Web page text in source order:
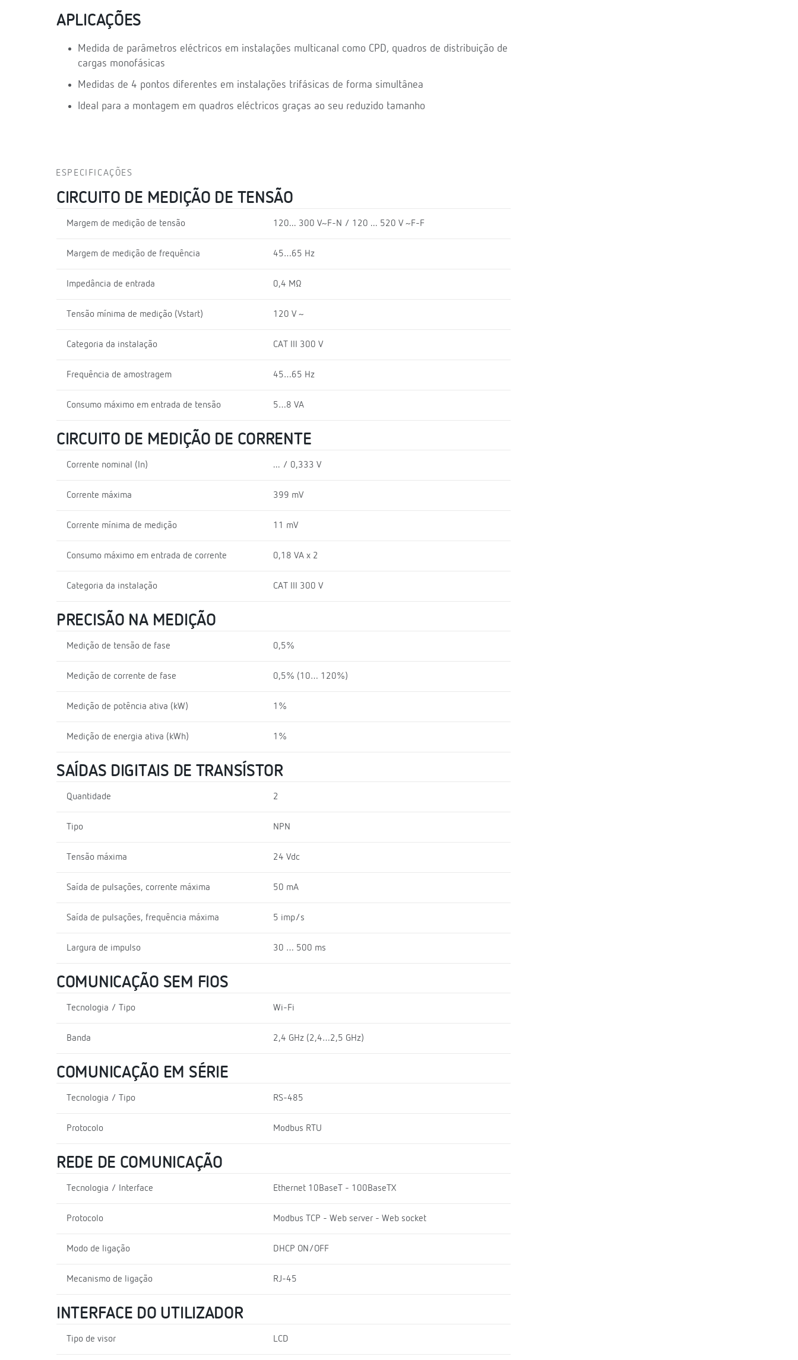
APLICAÇÕES
Medida de parâmetros eléctricos em instalações multicanal como CPD, quadros de distribuição de
cargas monofásicas
Medidas de 4 pontos diferentes em instalações trifásicas de forma simultânea
Ideal para a montagem em quadros eléctricos graças ao seu reduzido tamanho
ESPECIFICAÇÕES
CIRCUITO DE MEDIÇÃO DE TENSÃO
Margem de medição de tensão 120... 300 V~F-N / 120 ... 520 V ~F-F
Margem de medição de frequência 45…65 Hz
Impedância de entrada 0,4 MΩ
Tensão mínima de medição (Vstart) 120 V ~
Categoria da instalação CAT III 300 V
Frequência de amostragem 45…65 Hz
Consumo máximo em entrada de tensão 5…8 VA
CIRCUITO DE MEDIÇÃO DE CORRENTE
Corrente nominal (In) ... / 0,333 V
Corrente máxima 399 mV
Corrente mínima de medição 11 mV
Consumo máximo em entrada de corrente 0,18 VA x 2
Categoria da instalação CAT III 300 V
PRECISÃO NA MEDIÇÃO
Medição de tensão de fase 0,5%
Medição de corrente de fase 0,5% (10… 120%)
Medição de potência ativa (kW) 1%
Medição de energia ativa (kWh) 1%
SAÍDAS DIGITAIS DE TRANSÍSTOR
Quantidade 2
Tipo NPN
Tensão máxima 24 Vdc
Saída de pulsações, corrente máxima 50 mA
Saída de pulsações, frequência máxima 5 imp/s
Largura de impulso 30 … 500 ms
COMUNICAÇÃO SEM FIOS
Tecnologia / Tipo Wi-Fi
Banda 2,4 GHz (2,4…2,5 GHz)
COMUNICAÇÃO EM SÉRIE
Tecnologia / Tipo RS-485
Protocolo Modbus RTU
REDE DE COMUNICAÇÃO
Tecnologia / Interface Ethernet 10BaseT - 100BaseTX
Protocolo Modbus TCP - Web server - Web socket
Modo de ligação DHCP ON/OFF
Mecanismo de ligação RJ-45
INTERFACE DO UTILIZADOR
Tipo de visor LCD